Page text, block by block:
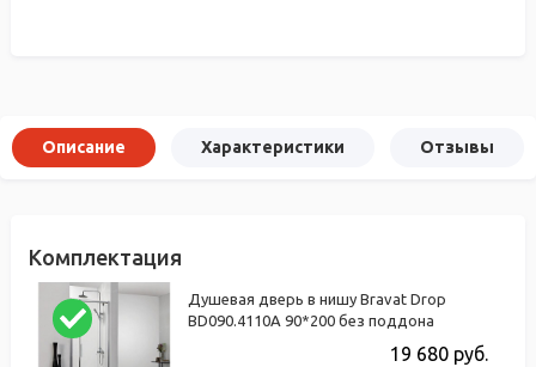
Описание Характеристики Отзывы
Комплектация
Душевая дверь в нишу Bravat Drop
BD090.4110A 90*200 без поддона
19 680 руб.